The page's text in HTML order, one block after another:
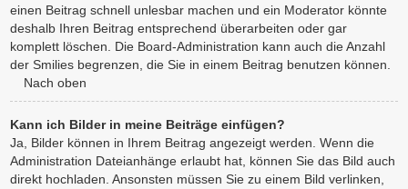
einen Beitrag schnell unlesbar machen und ein Moderator könnte
deshalb Ihren Beitrag entsprechend überarbeiten oder gar
komplett löschen. Die Board-Administration kann auch die Anzahl
der Smilies begrenzen, die Sie in einem Beitrag benutzen können.
Nach oben
Kann ich Bilder in meine Beiträge einfügen?
Ja, Bilder können in Ihrem Beitrag angezeigt werden. Wenn die
Administration Dateianhänge erlaubt hat, können Sie das Bild auch
direkt hochladen. Ansonsten müssen Sie zu einem Bild verlinken,